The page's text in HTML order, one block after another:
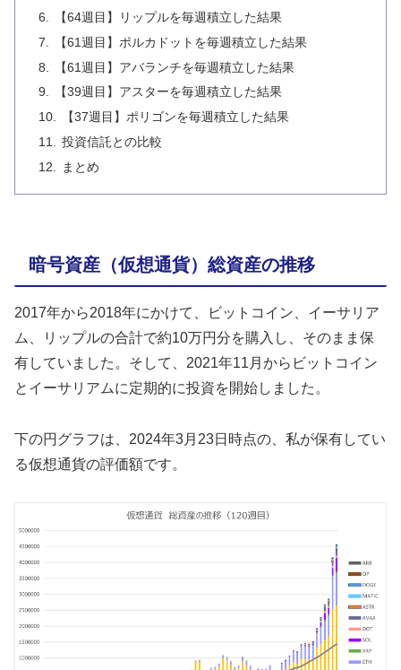
【64週目】リップルを毎週積立した結果
【61週目】ポルカドットを毎週積立した結果
【61週目】アバランチを毎週積立した結果
【39週目】アスターを毎週積立した結果
【37週目】ポリゴンを毎週積立した結果
投資信託との比較
まとめ
暗号資産（仮想通貨）総資産の推移
2017年から2018年にかけて、ビットコイン、イーサリア
ム、リップルの合計で約10万円分を購入し、そのまま保
有していました。そして、2021年11月からビットコイン
とイーサリアムに定期的に投資を開始しました。
下の円グラフは、2024年3月23日時点の、私が保有してい
る仮想通貨の評価額です。